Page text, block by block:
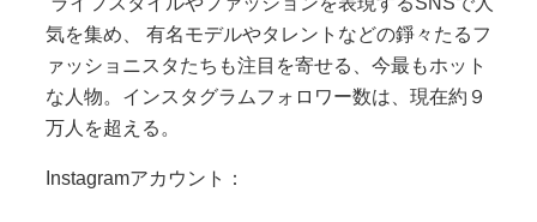
気を集め、 有名モデルやタレントなどの錚々たるフ
ァッショニスタたちも注目を寄せる、今最もホット
な人物。インスタグラムフォロワー数は、現在約９
万人を超える。
Instagramアカウント：